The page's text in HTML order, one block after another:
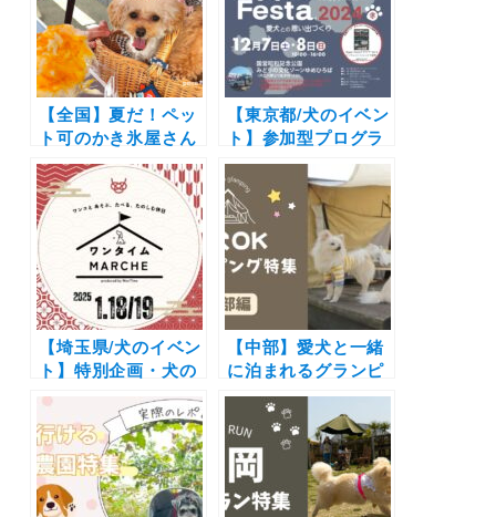
【全国】夏だ！ペッ
ト可のかき氷屋さん
特集！新規オープン
から超人気カフェま
で | 愛犬と夏を感じ
よう！
【東京都/犬のイベン
ト】参加型プログラ
ムも盛りだくさん
「Sippo Festa
2024冬」（国営昭和
記念公園みどりの文
化ゾーンゆめひろ
ば）12/7〜12/8
【埼玉県/犬のイベン
ト】特別企画・犬の
祈願祭も開催「第６
回ワンタイムマルシ
ェ」（加須はなさき
公園 駐車場エリア）
1/18〜1/19
【中部】愛犬と一緒
に泊まれるグランピ
ング18選！富士山や
雲海の絶景や極上の
バーベキューで愛犬
と特別な体験を♪